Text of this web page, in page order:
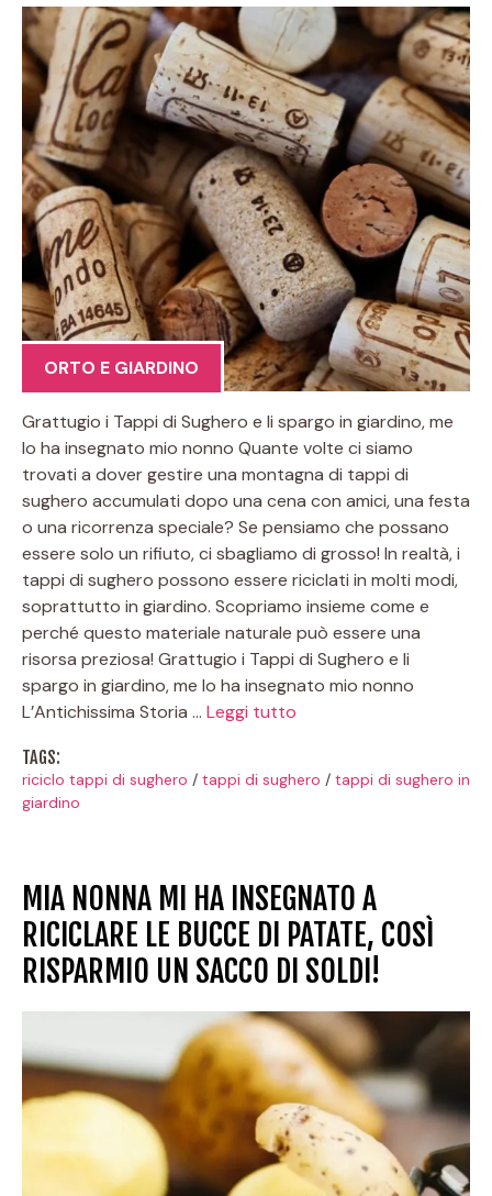
ORTO E GIARDINO
Grattugio i Tappi di Sughero e li spargo in giardino, me
lo ha insegnato mio nonno Quante volte ci siamo
trovati a dover gestire una montagna di tappi di
sughero accumulati dopo una cena con amici, una festa
o una ricorrenza speciale? Se pensiamo che possano
essere solo un rifiuto, ci sbagliamo di grosso! In realtà, i
tappi di sughero possono essere riciclati in molti modi,
soprattutto in giardino. Scopriamo insieme come e
perché questo materiale naturale può essere una
risorsa preziosa! Grattugio i Tappi di Sughero e li
spargo in giardino, me lo ha insegnato mio nonno
L’Antichissima Storia … Leggi tutto
TAGS:
riciclo tappi di sughero / tappi di sughero / tappi di sughero in
giardino
MIA NONNA MI HA INSEGNATO A
RICICLARE LE BUCCE DI PATATE, COSÌ
RISPARMIO UN SACCO DI SOLDI!